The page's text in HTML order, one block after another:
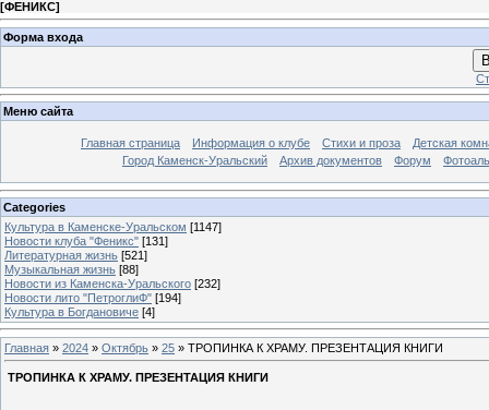
[ФЕНИКС]
Форма входа
Меню сайта
Главная страница Информация о клубе Стихи и проза
Детская
Город Каменск-Уральский
Архив документов Форум
Categories
Культура в Каменске-Уральском [1147]
Новости клуба "Феникс" [131]
Литературная жизнь [521]
Музыкальная жизнь [88]
Новости из Каменска-Уральского [232]
Новости лито "ПетроглиФ" [194]
Культура в Богдановиче [4]
Главная » 2024 » Октябрь » 25 » ТРОПИНКА К ХРАМУ. ПРЕЗЕНТАЦИЯ КНИГИ
ТРОПИНКА К ХРАМУ. ПРЕЗЕНТАЦИЯ КНИГИ